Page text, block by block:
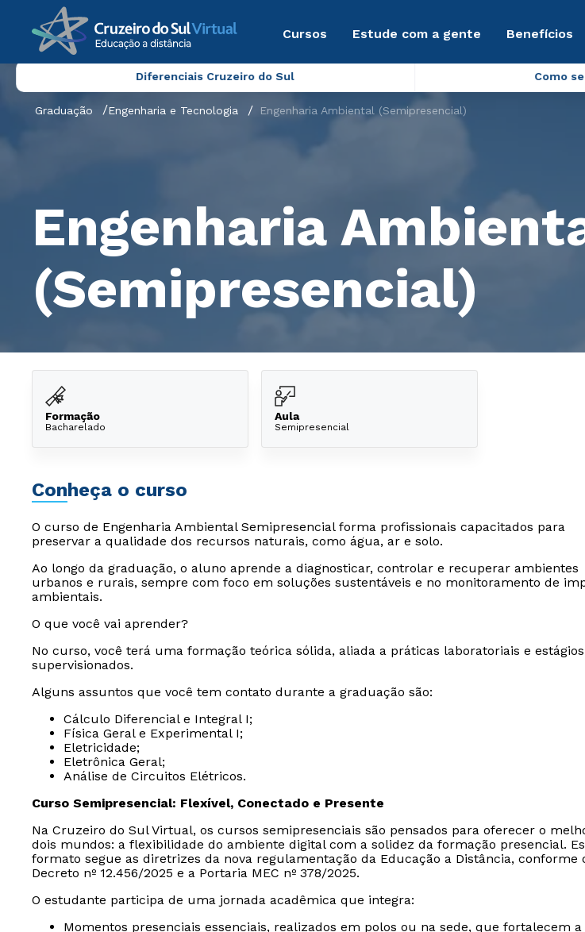
Cursos Estude com a gente Benefícios
Diferenciais Cruzeiro do Sul Como
Graduação Engenharia e Tecnologia Engenharia Ambiental (Semipresencial)
Engenharia
(Semipresencial)
Formação
Bacharelado
Aula
Semipresencial
Conheça o curso
O curso de Engenharia Ambiental Semipresencial forma profissionais capacitados para
preservar a qualidade dos recursos naturais, como água, ar e solo.
Ao longo da graduação, o aluno aprende a diagnosticar, controlar e recuperar ambientes
urbanos e rurais, sempre com foco em soluções sustentáveis e no monitoramento de
ambientais.
O que você vai aprender?
No curso, você terá uma formação teórica sólida, aliada a práticas laboratoriais e estágios
supervisionados.
Alguns assuntos que você tem contato durante a graduação são:
Cálculo Diferencial e Integral I;
Física Geral e Experimental I;
Eletricidade;
Eletrônica Geral;
Análise de Circuitos Elétricos.
Curso Semipresencial: Flexível, Conectado e Presente
Na Cruzeiro do Sul Virtual, os cursos semipresenciais são pensados para oferecer o
dois mundos: a flexibilidade do ambiente digital com a solidez da formação presencial.
formato segue as diretrizes da nova regulamentação da Educação a Distância, conforme
Decreto nº 12.456/2025 e a Portaria MEC nº 378/2025.
O estudante participa de uma jornada acadêmica que integra:
Momentos presenciais essenciais, realizados em polos ou na sede, que fortalecem a